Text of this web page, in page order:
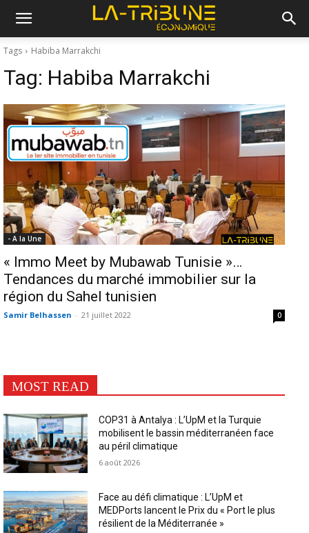
Tags Habiba Marrakchi
Tag: Habiba Marrakchi
- A la Une
« Immo Meet by Mubawab Tunisie »…
Tendances du marché immobilier sur la
région du Sahel tunisien
Samir Belhassen - 21 juillet 2022 0
MOST READ
COP31 à Antalya : L’UpM et la Turquie
mobilisent le bassin méditerranéen face
au péril climatique
6 août 2026
Face au défi climatique : L’UpM et
MEDPorts lancent le Prix du « Port le plus
résilient de la Méditerranée »